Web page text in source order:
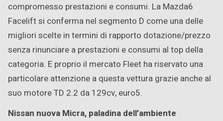
compromesso prestazioni e consumi. La Mazda6
Facelift si conferma nel segmento D come una delle
migliori scelte in termini di rapporto dotazione/prezzo
senza rinunciare a prestazioni e consumi al top della
categoria. E proprio il mercato Fleet ha riservato una
particolare attenzione a questa vettura grazie anche al
suo motore TD 2.2 da 129cv, euro5.
Nissan nuova Micra, paladina dell’ambiente